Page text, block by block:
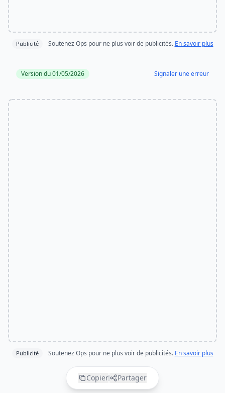
Publicité Soutenez Ops pour ne plus voir de publicités. En savoir plus
Version du 01/05/2026 Signaler une erreur
Publicité Soutenez Ops pour ne plus voir de publicités. En savoir plus
Copier Partager